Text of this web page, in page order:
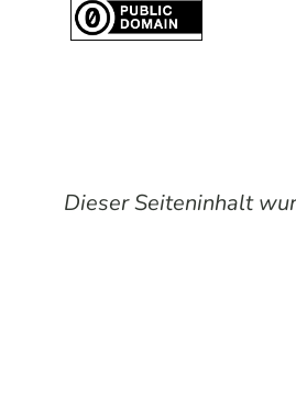
Dieser Seiteninhalt